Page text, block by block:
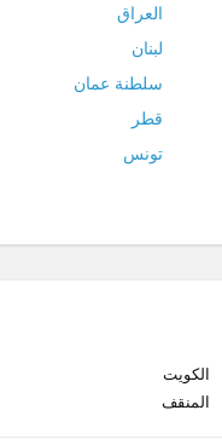
العراق
لبنان
سلطنة عمان
قطر
تونس
الكويت
المنقف